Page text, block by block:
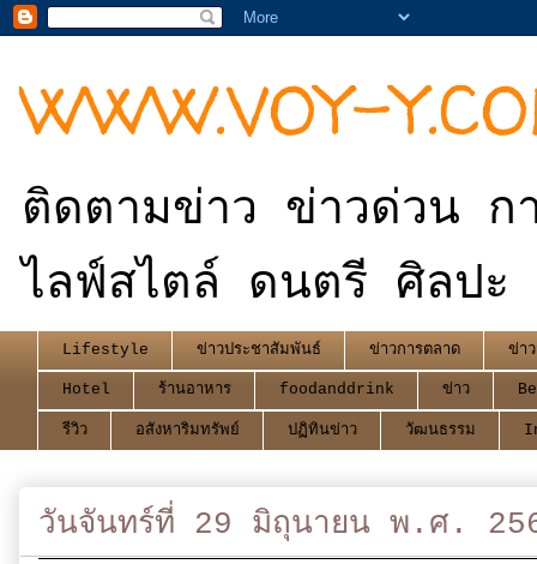
WWW.VOY-
ติดตามข่าว ข่าวด่วน ก
ไลฟ์สไตล์ ดนตรี ศิลปะ
Lifestyle ข่าวประชาสัมพันธ์ ข่าวการตลาด ข่า
Hotel ร้านอาหาร foodanddrink ข่าว
รีวิว อสังหาริมทรัพย์ ปฏิทินข่าว วัฒนธรรม
วันจันทร์ที่ 29 มิถุนายน พ.ศ.